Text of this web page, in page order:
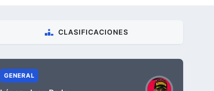
CLASIFICACIONES
GENERAL